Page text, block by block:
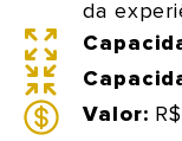
da
Valor: